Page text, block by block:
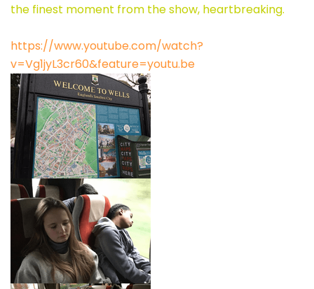
the finest moment from the show, heartbreaking.
https://www.youtube.com/watch?
v=Vg1jyL3cr60&feature=youtu.be